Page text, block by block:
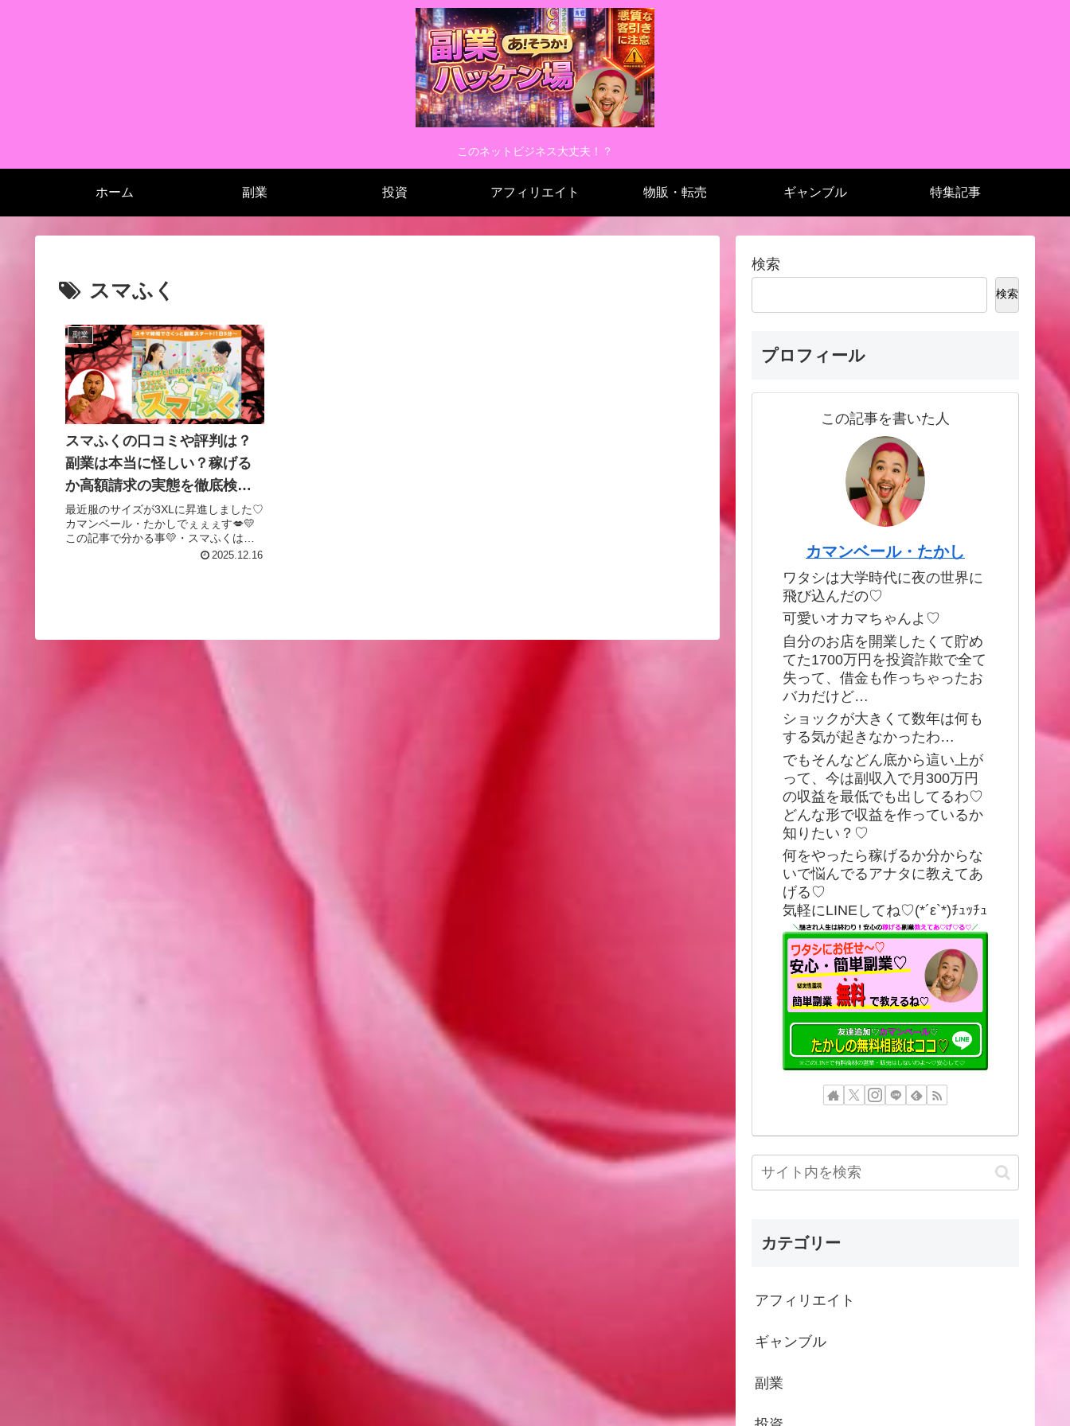
このネットビジネス大丈夫！？
ホーム 副業 投資 アフィリエイト 物販・転売 ギャンブル 特集記事
スマふく
副業
スマふくの口コミや評判は？
副業は本当に怪しい？稼げる
か高額請求の実態を徹底検
証！
最近服のサイズが3XLに昇進しました♡
カマンベール・たかしでぇぇぇす💋💛
この記事で分かる事💛・スマふくは本
当に稼げるのか・口コミや評判はどう
2025.12.16
検索
検索
プロフィール
この記事を書いた人
カマンベール・たかし
ワタシは大学時代に夜の世界に
飛び込んだの♡
可愛いオカマちゃんよ♡
自分のお店を開業したくて貯め
てた1700万円を投資詐欺で全て
失って、借金も作っちゃったお
バカだけど…
ショックが大きくて数年は何も
する気が起きなかったわ…
でもそんなどん底から這い上が
って、今は副収入で月300万円
の収益を最低でも出してるわ♡
どんな形で収益を作っているか
知りたい？♡
何をやったら稼げるか分からな
いで悩んでるアナタに教えてあ
げる♡
気軽にLINEしてね♡(*´ε`*)ﾁｭｯﾁｭ
カテゴリー
アフィリエイト
ギャンブル
副業